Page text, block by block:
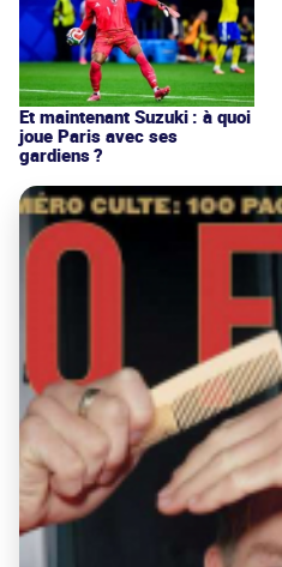
Et maintenant Suzuki : à quoi
joue Paris avec ses
gardiens ?